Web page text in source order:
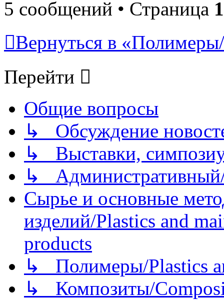
5 сообщений • Страница 1
Вернуться в
Перейти
Общие вопросы
↳ Обсуждение
↳ Выставки,
↳
Сырье и основные
изделий/Plastics and
products
↳ Полимеры/Plastics
↳ Композиты/